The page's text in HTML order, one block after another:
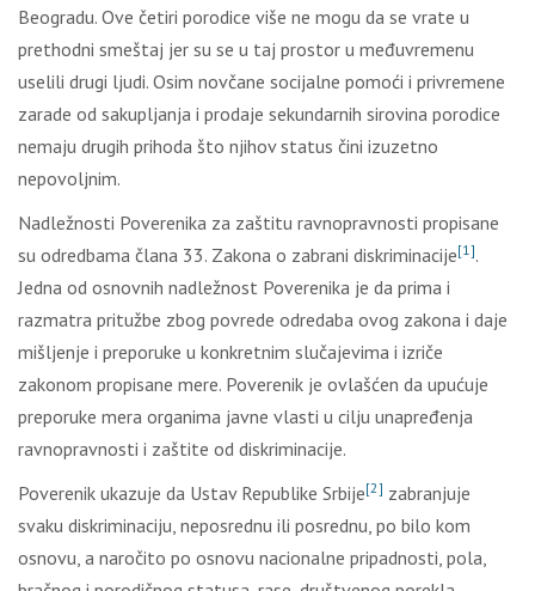
Beogradu. Ove četiri porodice više ne mogu da se vrate u
prethodni smeštaj jer su se u taj prostor u međuvremenu
uselili drugi ljudi. Osim novčane socijalne pomoći i privremene
zarade od sakupljanja i prodaje sekundarnih sirovina porodice
nemaju drugih prihoda što njihov status čini izuzetno
nepovoljnim.
Nadležnosti Poverenika za zaštitu ravnopravnosti propisane
su odredbama člana 33. Zakona o zabrani diskriminacije[1].
Jedna od osnovnih nadležnost Poverenika je da prima i
razmatra pritužbe zbog povrede odredaba ovog zakona i daje
mišljenje i preporuke u konkretnim slučajevima i izriče
zakonom propisane mere. Poverenik je ovlašćen da upućuje
preporuke mera organima javne vlasti u cilju unapređenja
ravnopravnosti i zaštite od diskriminacije.
Poverenik ukazuje da Ustav Republike Srbije[2] zabranjuje
svaku diskriminaciju, neposrednu ili posrednu, po bilo kom
osnovu, a naročito po osnovu nacionalne pripadnosti, pola,